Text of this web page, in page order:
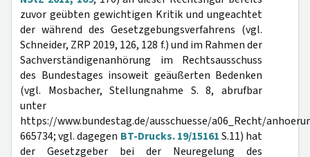
zuvor geübten gewichtigen Kritik und ungeachtet
der während des Gesetzgebungsverfahrens (vgl.
Schneider, ZRP 2019, 126, 128 f.) und im Rahmen der
Sachverständigenanhörung im Rechtsausschuss
des Bundestages insoweit geäußerten Bedenken
(vgl. Mosbacher, Stellungnahme S. 8, abrufbar
unter
https://www.bundestag.de/ausschuesse/a06_Recht/
665734; vgl. dagegen BT-Drucks. 19/15161S.11) hat
der Gesetzgeber bei der Neuregelung des